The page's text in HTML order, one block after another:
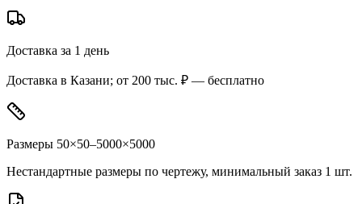
Доставка за 1 день
Доставка в Казани; от 200 тыс. ₽ — бесплатно
Размеры 50×50–5000×5000
Нестандартные размеры по чертежу, минимальный заказ 1 шт.